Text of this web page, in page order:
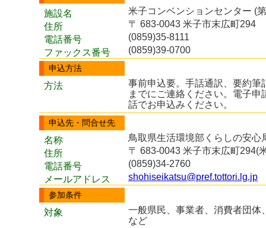
施設名
米子コンベンションセンター (
住所
〒 683-0043 米子市末広町294
電話番号
(0859)35-8111
ファックス番号
(0859)39-0700
申込方法
方法
事前申込要。手話通訳、要約
までにご連絡ください。電子
話でお申込みください。
申込先・問合せ先
名称
鳥取県生活環境部くらしの安心
住所
〒 683-0043 米子市末広町294(
電話番号
(0859)34-2760
メールアドレス
shohiseikatsu@pref.tottori.lg.jp
参加条件
対象
一般県民、事業者、消費者団体
など